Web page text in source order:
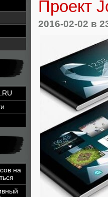
на
Проект
2016-02-02 в